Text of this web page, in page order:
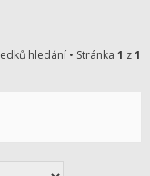
hledání • Stránka 1 z1